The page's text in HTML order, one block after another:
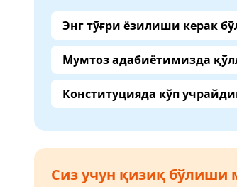
Энг тўғри ёзилиши керак
Мумтоз адабиётимизда
Конституцияда кўп
Сиз учун қизиқ бўлиши